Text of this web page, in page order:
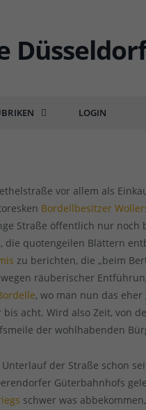
LOGIN
zwei
vor allem als
Bordellbesitzer
Straße öffentlich nur
die quotengeilen Blättern
zu berichten, die „beim
räuberischer
, wo man nun das
acht. Wird also Zeit, von
der wohlhabenden
der Straße schon
Güterbahnhofs
schwer was